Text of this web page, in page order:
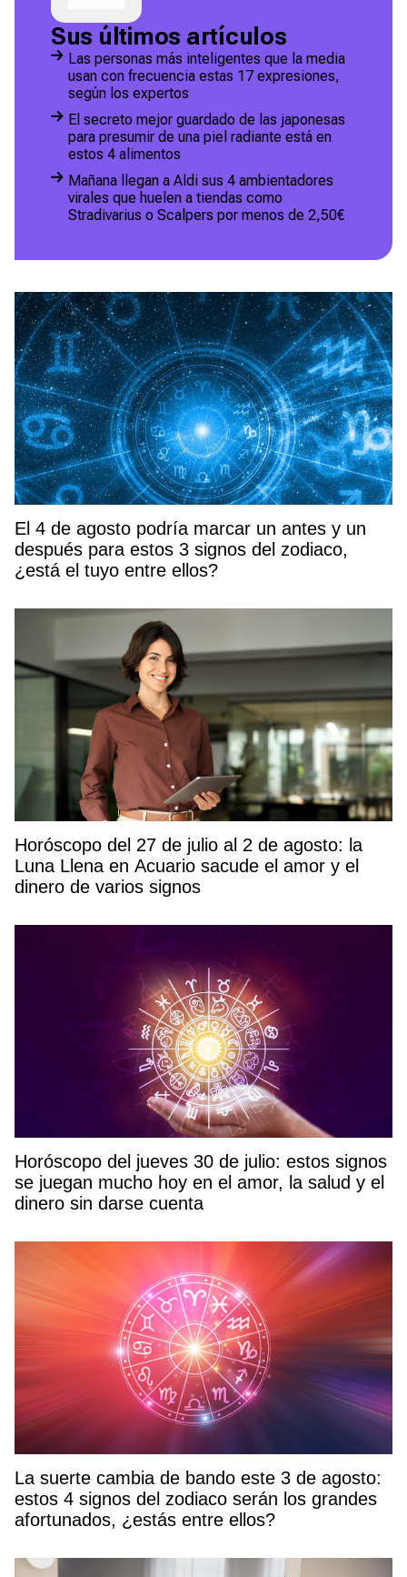
Sus últimos artículos
Las personas más inteligentes que la media
usan con frecuencia estas 17 expresiones,
según los expertos
El secreto mejor guardado de las japonesas
para presumir de una piel radiante está en
estos 4 alimentos
Mañana llegan a Aldi sus 4 ambientadores
virales que huelen a tiendas como
Stradivarius o Scalpers por menos de 2,50€
El 4 de agosto podría marcar un antes y un
después para estos 3 signos del zodiaco,
¿está el tuyo entre ellos?
Horóscopo del 27 de julio al 2 de agosto: la
Luna Llena en Acuario sacude el amor y el
dinero de varios signos
Horóscopo del jueves 30 de julio: estos signos
se juegan mucho hoy en el amor, la salud y el
dinero sin darse cuenta
La suerte cambia de bando este 3 de agosto:
estos 4 signos del zodiaco serán los grandes
afortunados, ¿estás entre ellos?